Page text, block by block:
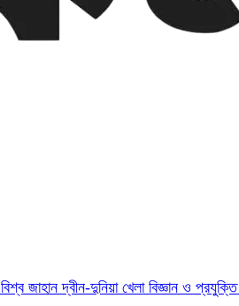
বিশ্ব জাহানদ্বীন-দুনিয়া খেলা বিজ্ঞান ও প্রযুক্তি